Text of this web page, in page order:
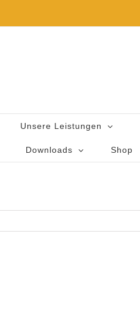
Unsere Leistungen
Downloads Shop